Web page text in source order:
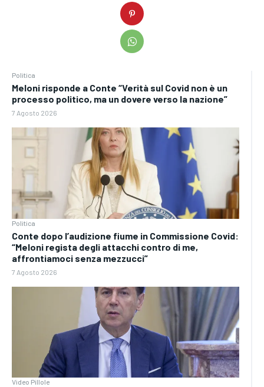
Politica
Meloni risponde a Conte “Verità sul Covid non è un
processo politico, ma un dovere verso la nazione”
7 Agosto 2026
Politica
Conte dopo l’audizione fiume in Commissione Covid:
“Meloni regista degli attacchi contro di me,
affrontiamoci senza mezzucci”
7 Agosto 2026
Video Pillole